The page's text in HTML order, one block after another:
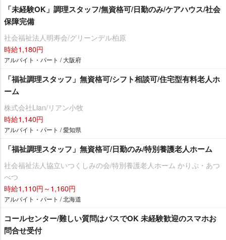
「未経験OK」調理スタッフ/無資格可/日勤のみ/ケアハウス/社会
保障完備
社会福祉法人明寿会/グリーンデル柏原
時給1,180円
アルバイト・パート / 大阪府
「福祉調理スタッフ」無資格可/シフト相談可/住宅型有料老人ホ
ーム
株式会社Lian/リアン小牧
時給1,140円
アルバイト・パート / 愛知県
「福祉調理スタッフ」無資格可/日勤のみ/特別養護老人ホーム
社会福祉法人協立いつくしみの会/特別養護老人ホーム かりぷ・あつ
べつ
時給1,110円～1,160円
アルバイト・パート / 北海道
コールセンター/難しい質問はパスでOK 未経験歓迎のスマホお
問合せ受付